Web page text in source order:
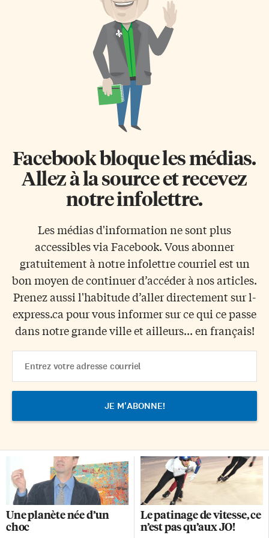
(Austin Taylor, Michael Aw et
Evguenia Ignatchenko) menés
dans les rets du néolibéralisme,
présenté samedi dernier au
cinéma Bloor à Toronto.
Richard Brouillette a
commencé ses recherches sur
ce sujet dès le milieu des années
90, avec comme point […]
Facebook bloque les médias.
Allez à la source et recevez
notre infolettre.
Les médias d'information ne sont plus
accessibles via Facebook. Vous abonner
gratuitement à notre infolettre courriel est un
bon moyen de continuer d’accéder à nos articles.
Prenez aussi l'habitude d’aller directement sur l-
express.ca pour vous informer sur ce qui ce passe
dans notre grande ville et ailleurs... en français!
Address
Une planète née d’un
choc
Le patinage de vitesse, ce
n’est pas qu’aux JO!